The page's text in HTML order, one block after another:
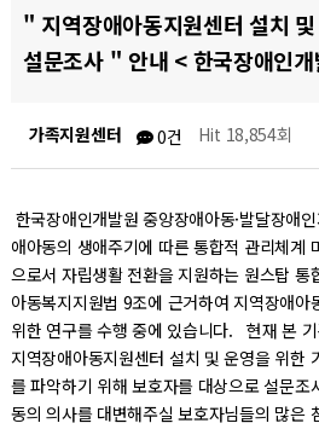
" 지역장애아동지원센터 설치
설문조사 " 안내 < 한국장애인
가족지원센터 0건 Hit 18,854회
한국장애인개발원 중앙장애아동·발달장애
애아동의 생애주기에 따른 통합적 관리체계
으로서 자립생활 전환을 지원하는 원스탑 통
아동복지지원법 9조에 근거하여 지역장애
위한 연구를 수행 중에 있습니다. 현재 본
지역장애아동지원센터 설치 및 운영을 위한
를 파악하기 위해 보호자를 대상으로 설문조
동의 의사를 대변해주실 보호자님들의 많은